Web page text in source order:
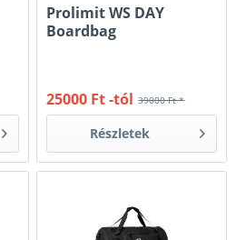
Prolimit WS DAY
Boardbag
39000 Ft *
25000 Ft -tól
Részletek